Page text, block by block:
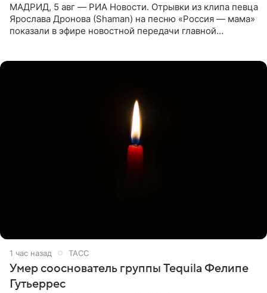
МАДРИД, 5 авг — РИА Новости. Отрывки из клипа певца
Ярослава Дронова (Shaman) на песню «Россия — мама»
показали в эфире новостной передачи главной
1 час назад ТАСС
Умер сооснователь группы Tequila Фелипе
Гутьеррес